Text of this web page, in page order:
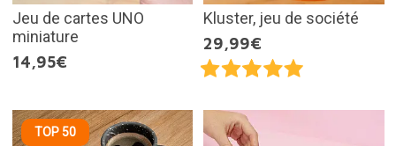
Jeu de cartes UNO
miniature
14,95€
Kluster, jeu de société
29,99€
TOP 50